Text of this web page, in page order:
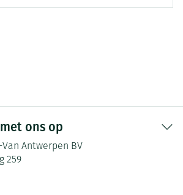
ons op
Antwerpen BV
259